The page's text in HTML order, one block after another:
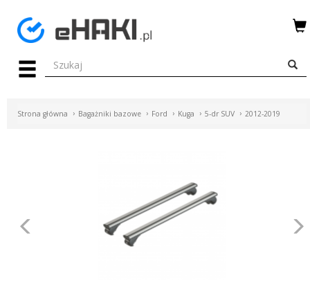
Menu
HAKI
BOXY
Strona główna Bagażniki bazowe Ford Kuga 5-dr SUV 2012-2019
Poprzednie